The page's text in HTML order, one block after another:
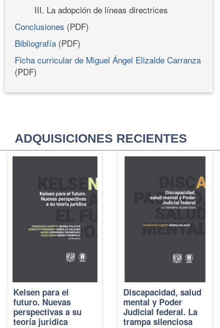
III. La adopción de líneas directrices
Conclusiones (PDF)
Bibliografía (PDF)
Ficha curricular de Miguel Ángel Elizalde Carranza
(PDF)
ADQUISICIONES RECIENTES
Kelsen para el
futuro. Nuevas
perspectivas a su
teoría jurídica
Discapacidad, salud
mental y Poder
Judicial federal. La
trampa silenciosa